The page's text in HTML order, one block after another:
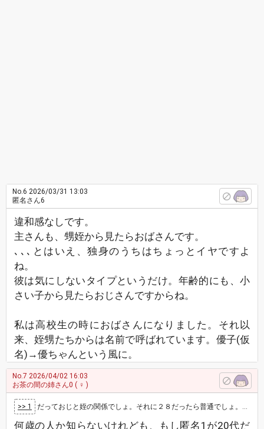
No.6 2026/03/31 13:03
匿名さん6
違和感なしです。
主さんも、甥姪から見たらおばさんです。
､､､とはいえ、独身のうちはちょっとイヤですよ
ね。
彼は気にしないタイプというだけ。年齢的にも、小
さい子から見たらおじさんですからね。
私は高校生の時におばさんになりました。それ以
来、姪甥たちからは名前で呼ばれています。優子(仮
名)→優ちゃんという風に。
No.7 2026/04/02 16:03
お茶の間の姉さん0 ( ♀ )
>> 1 だっておじと姪の関係でしょ。それに２８だったら普通でしょ。１０代だったらあれだけど
何歳の人か知らないけれども、もし匿名1が20代だ